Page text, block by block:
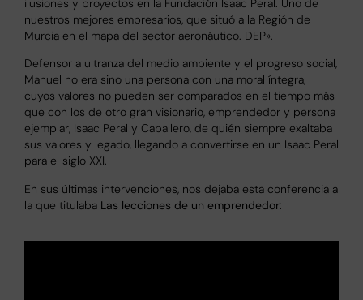
ilusiones y proyectos en la Fundación Isaac Peral. Uno de
nuestros mejores empresarios, que situó a la Región de
Murcia en el mapa del sector aeronáutico. DEP».
Defensor a ultranza del medio ambiente y el progreso social,
Manuel no era sino una persona con una moral íntegra,
cuyos valores no pueden ser comparados en el tiempo más
que con los de otro gran visionario, emprendedor y persona
ejemplar, Isaac Peral y Caballero, de quién siempre exaltaba
sus valores y legado, llegando a convertirse en un Isaac Peral
para el siglo XXI.
En sus últimas intervenciones, nos dejaba esta conferencia a
la que titulaba Las lecciones de un emprendedor: